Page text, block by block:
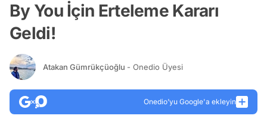
By You İçin Erteleme Kararı
Geldi!
Atakan Gümrükçüoğlu - Onedio Üyesi
Onedio’yu Google'a ekleyin